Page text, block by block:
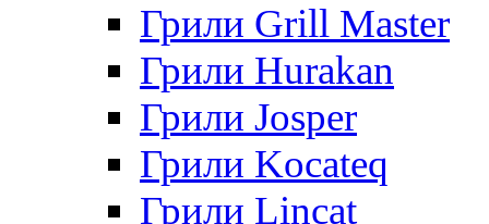
Грили Grill Master
Грили Hurakan
Грили Josper
Грили Kocateq
Грили Lincat